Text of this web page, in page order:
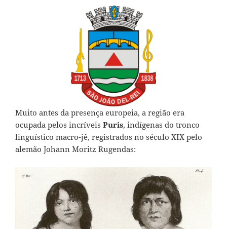
Muito antes da presença europeia, a região era
ocupada pelos incríveis Puris, indígenas do tronco
linguístico macro-jê, registrados no século XIX pelo
alemão Johann Moritz Rugendas: